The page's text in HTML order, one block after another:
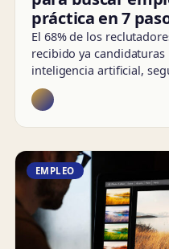
práctica en 7
El 68% de los
recibido ya
inteligencia artificial,
EMPLEO